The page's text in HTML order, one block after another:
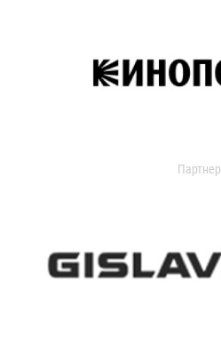
Партнер